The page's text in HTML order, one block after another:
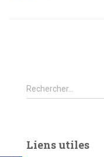
R
e
r
Rechercher…
Liens utiles